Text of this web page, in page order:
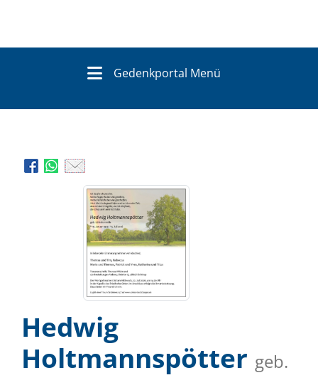
Gedenkportal Menü
Hedwig
Holtmannspötter geb.